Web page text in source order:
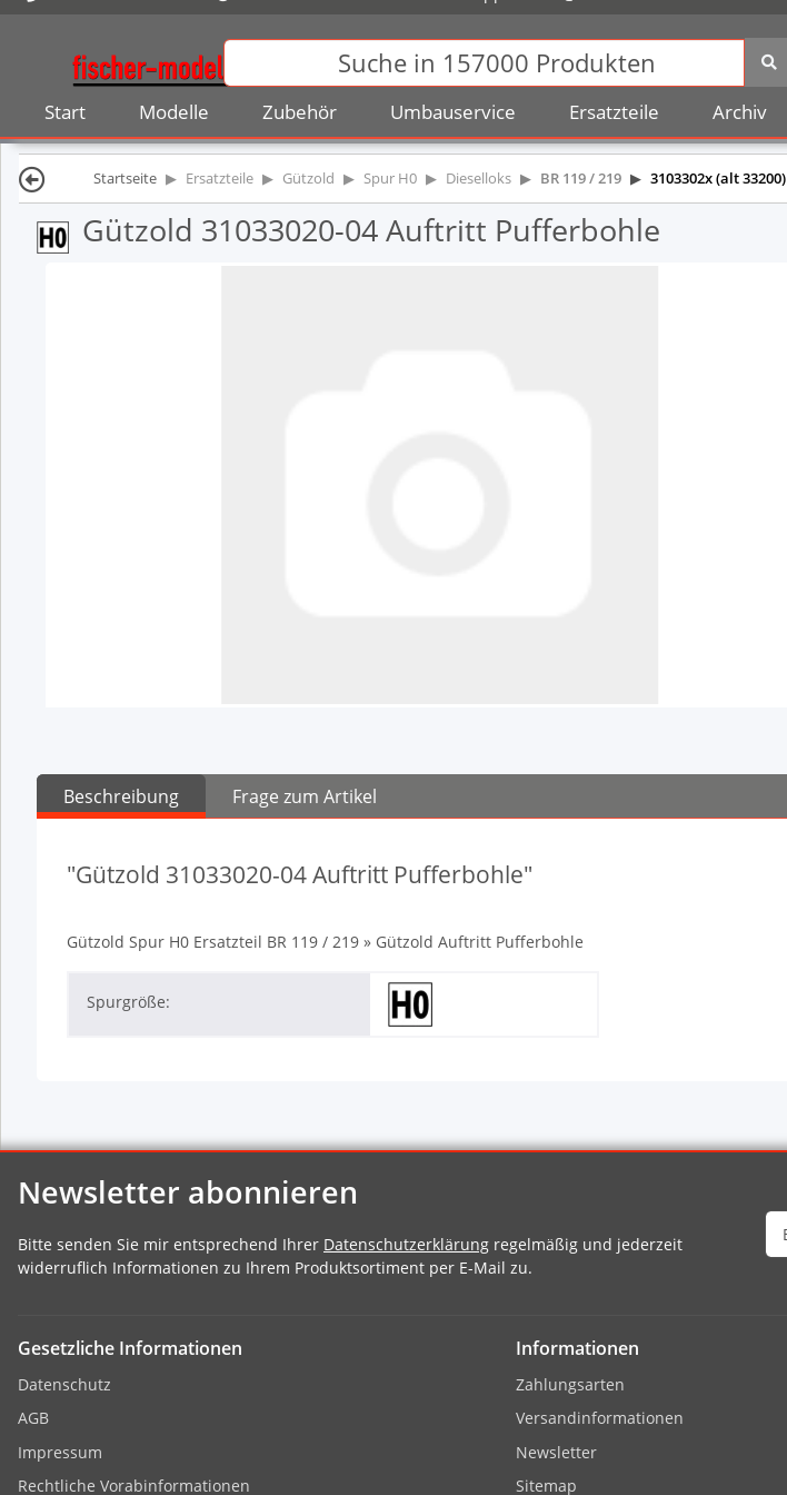
Start Modelle Zubehör Umbauservice Ersatzteile Archiv
Startseite Ersatzteile Gützold Spur H0 Dieselloks BR 119 / 219 3103302x (alt 33200)
Gützold 31033020-04 Auftritt Pufferbohle
Beschreibung Frage zum Artikel
"Gützold 31033020-04 Auftritt Pufferbohle"
Gützold Spur H0 Ersatzteil BR 119 / 219 » Gützold Auftritt Pufferbohle
Spurgröße:
Newsletter abonnieren
Bitte senden Sie mir entsprechend Ihrer Datenschutzerklärung regelmäßig und jederzeit
widerruflich Informationen zu Ihrem Produktsortiment per E-Mail zu.
Gesetzliche Informationen
Datenschutz
AGB
Impressum
Rechtliche Vorabinformationen
Informationen
Zahlungsarten
Versandinformationen
Newsletter
Sitemap